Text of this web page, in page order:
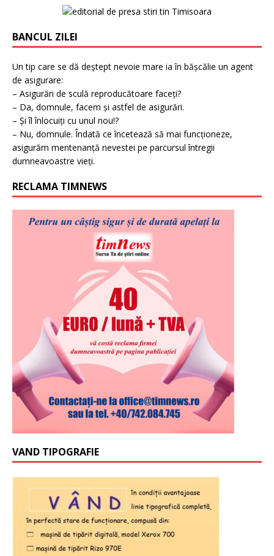
BANCUL ZILEI
Un tip care se dă deștept nevoie mare ia în bășcălie un agent
de asigurare:
– Asigurări de sculă reproducătoare faceți?
– Da, domnule, facem și astfel de asigurări.
– Și îl înlocuiți cu unul nou!?
– Nu, domnule. Îndată ce încetează să mai funcționeze,
asigurăm mentenanță nevestei pe parcursul întregii
dumneavoastre vieți.
RECLAMA TIMNEWS
VAND TIPOGRAFIE